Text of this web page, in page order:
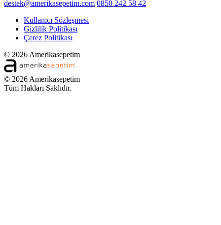
destek@amerikasepetim.com 0850 242 58 42
Kullanıcı Sözleşmesi
Gizlilik Politikası
Çerez Politikası
© 2026 Amerikasepetim
© 2026 Amerikasepetim
Tüm Hakları Saklıdır.